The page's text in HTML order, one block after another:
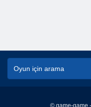
© game-game